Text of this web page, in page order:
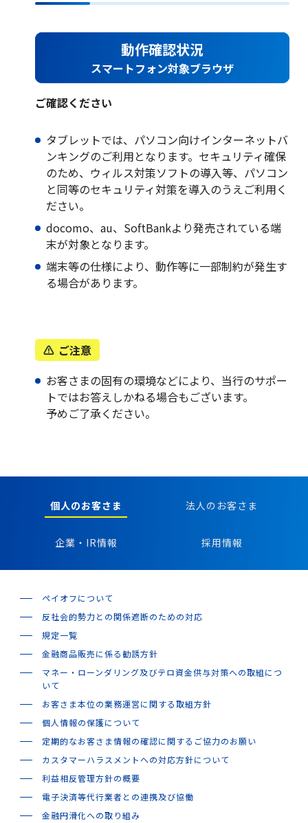
法人のお客さま
企業・IR情報
採用情報
閉じる
動作確認状況
スマートフォン対象ブラウザ
ご確認ください
タブレットでは、パソコン向けインターネットバ
ンキングのご利用となります。セキュリティ確保
のため、ウィルス対策ソフトの導入等、パソコン
と同等のセキュリティ対策を導入のうえご利用く
ださい。
docomo、au、SoftBankより発売されている端
末が対象となります。
端末等の仕様により、動作等に一部制約が発生す
る場合があります。
ご注意
お客さまの固有の環境などにより、当行のサポー
トではお答えしかねる場合もございます。
予めご了承ください。
個人のお客さま 法人のお客さま
企業・IR情報 採用情報
ペイオフについて
反社会的勢力との関係遮断のための対応
規定一覧
金融商品販売に係る勧誘方針
マネー・ローンダリング及びテロ資金供与対策への取組につ
いて
お客さま本位の業務運営に関する取組方針
個人情報の保護について
定期的なお客さま情報の確認に関するご協力のお願い
カスタマーハラスメントへの対応方針について
利益相反管理方針の概要
電子決済等代行業者との連携及び協働
金融円滑化への取り組み